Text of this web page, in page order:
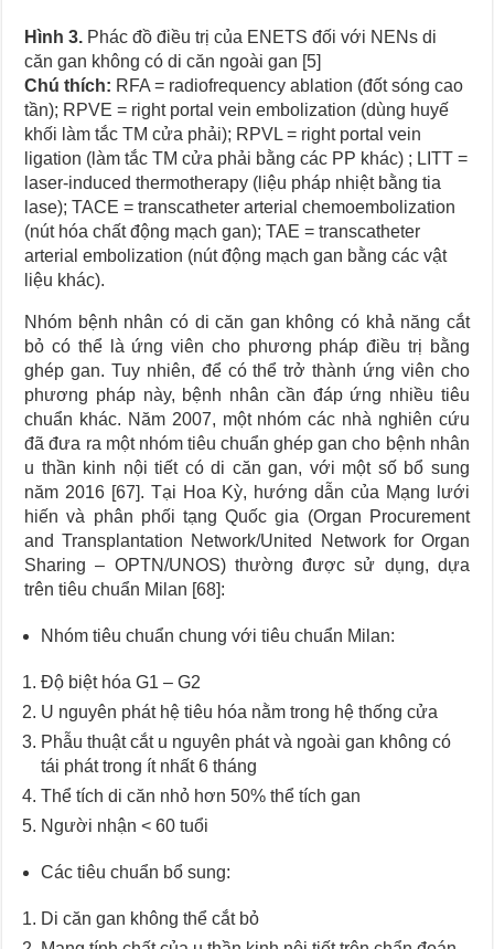
Hình 3. Phác đồ điều trị của ENETS đối với NENs di
căn gan không có di căn ngoài gan [5]
Chú thích: RFA = radiofrequency ablation (đốt sóng cao
tần); RPVE = right portal vein embolization (dùng huyế
khối làm tắc TM cửa phải); RPVL = right portal vein
ligation (làm tắc TM cửa phải bằng các PP khác) ; LITT =
laser-induced thermotherapy (liệu pháp nhiệt bằng tia
lase); TACE = transcatheter arterial chemoembolization
(nút hóa chất động mạch gan); TAE = transcatheter
arterial embolization (nút động mạch gan bằng các vật
liệu khác).
Nhóm bệnh nhân có di căn gan không có khả năng cắt
bỏ có thể là ứng viên cho phương pháp điều trị bằng
ghép gan. Tuy nhiên, để có thể trở thành ứng viên cho
phương pháp này, bệnh nhân cần đáp ứng nhiều tiêu
chuẩn khác. Năm 2007, một nhóm các nhà nghiên cứu
đã đưa ra một nhóm tiêu chuẩn ghép gan cho bệnh nhân
u thần kinh nội tiết có di căn gan, với một số bổ sung
năm 2016 [67]. Tại Hoa Kỳ, hướng dẫn của Mạng lưới
hiến và phân phối tạng Quốc gia (Organ Procurement
and Transplantation Network/United Network for Organ
Sharing – OPTN/UNOS) thường được sử dụng, dựa
trên tiêu chuẩn Milan [68]:
Nhóm tiêu chuẩn chung với tiêu chuẩn Milan:
Độ biệt hóa G1 – G2
U nguyên phát hệ tiêu hóa nằm trong hệ thống cửa
Phẫu thuật cắt u nguyên phát và ngoài gan không có
tái phát trong ít nhất 6 tháng
Thể tích di căn nhỏ hơn 50% thể tích gan
Người nhận < 60 tuổi
Các tiêu chuẩn bổ sung:
Di căn gan không thể cắt bỏ